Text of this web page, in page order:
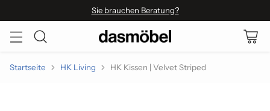
Sie brauchen Beratung?
Startseite HK Living HK Kissen | Velvet Striped